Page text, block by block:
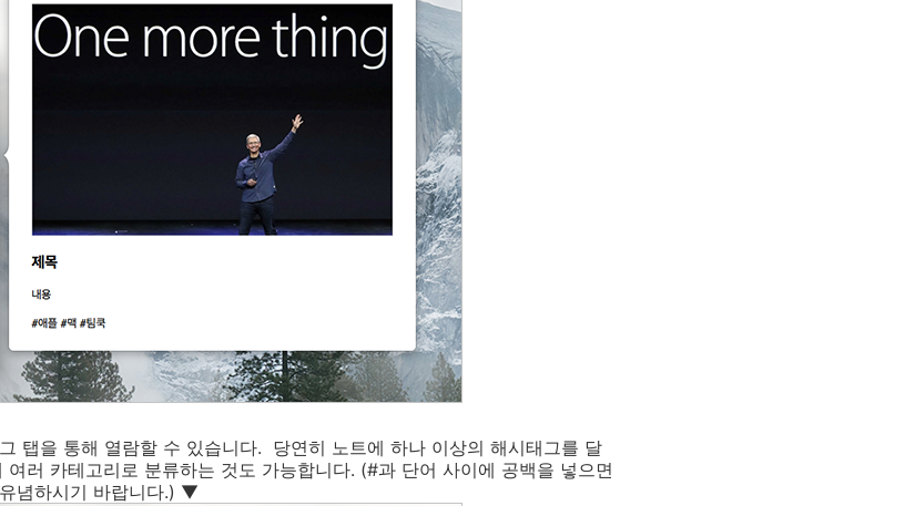
탭을 통해 열람할 수 있습니다. 당연히 노트에 하나 이상의 해시태그를 달
러 카테고리로 분류하는 것도 가능합니다. (#과 단어 사이에 공백을 넣으면
념하시기 바랍니다.) ▼